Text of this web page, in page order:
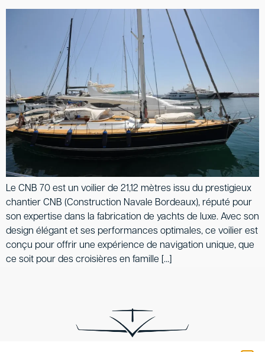
Le CNB 70 est un voilier de 21,12 mètres issu du prestigieux
chantier CNB (Construction Navale Bordeaux), réputé pour
son expertise dans la fabrication de yachts de luxe. Avec son
design élégant et ses performances optimales, ce voilier est
conçu pour offrir une expérience de navigation unique, que
ce soit pour des croisières en famille […]